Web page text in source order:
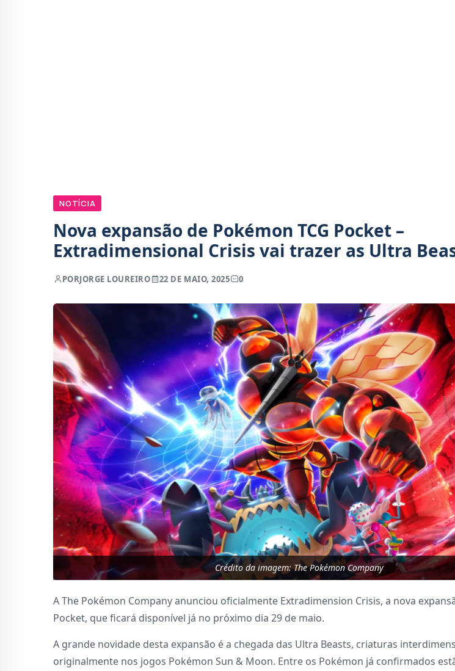
NOTÍCIA
Nova expansão de Pokémon TCG Pocket –
Extradimensional Crisis vai trazer as Ultra
PORJORGE LOUREIRO 22 DE MAIO, 2025 0
Crédito da imagem: The Pokémon Company
A The Pokémon Company anunciou oficialmente Extradimension Crisis, a nova
Pocket, que ficará disponível já no próximo dia 29 de maio.
A grande novidade desta expansão é a chegada das Ultra Beasts, criaturas
originalmente nos jogos Pokémon Sun & Moon. Entre os Pokémon já confirmados